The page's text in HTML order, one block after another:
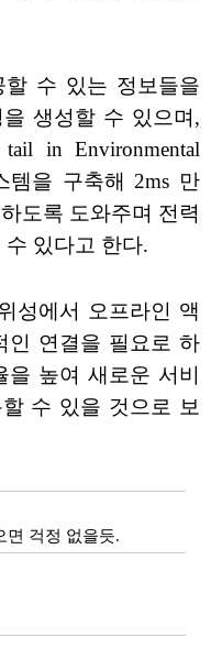
수 있는 정보들을
생성할 수 있으며,
in Environmental
템을 구축해 2ms 만
도록 도와주며 전력
수 있다고 한다.
성에서 오프라인 액
인 연결을 필요로 하
높여 새로운 서비
수 있을 것으로 보
면 걱정 없을듯.